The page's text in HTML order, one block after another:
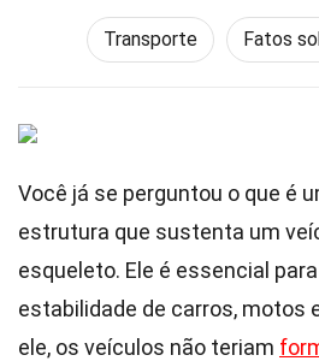
Transporte Fatos
Você já se perguntou o que é
estrutura que sustenta um
esqueleto. Ele é essencial
estabilidade de carros, motos
ele, os veículos não teriam